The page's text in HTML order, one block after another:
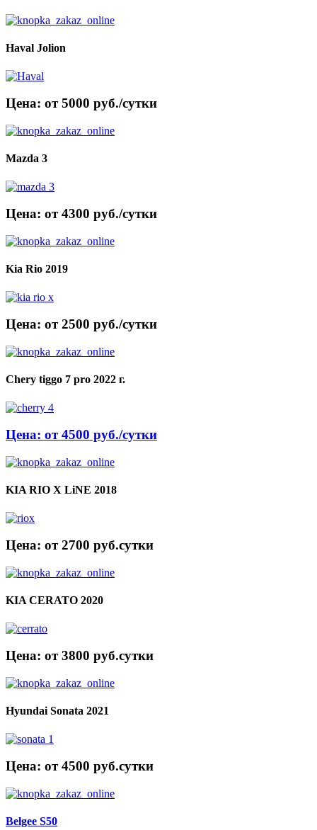
Haval Jolion
Цена: от 5000 руб./сутки
Mazda 3
Цена: от 4300 руб./сутки
Kia Rio 2019
Цена: от 2500 руб./сутки
Chery tiggo 7 pro 2022 г.
Цена: от 4500 руб./сутки
KIA RIO X LiNE 2018
Цена: от 2700 руб.cутки
KIA CERATO 2020
Цена: от 3800 руб.cутки
Hyundai Sonata 2021
Цена: от 4500 руб.cутки
Belgee S50